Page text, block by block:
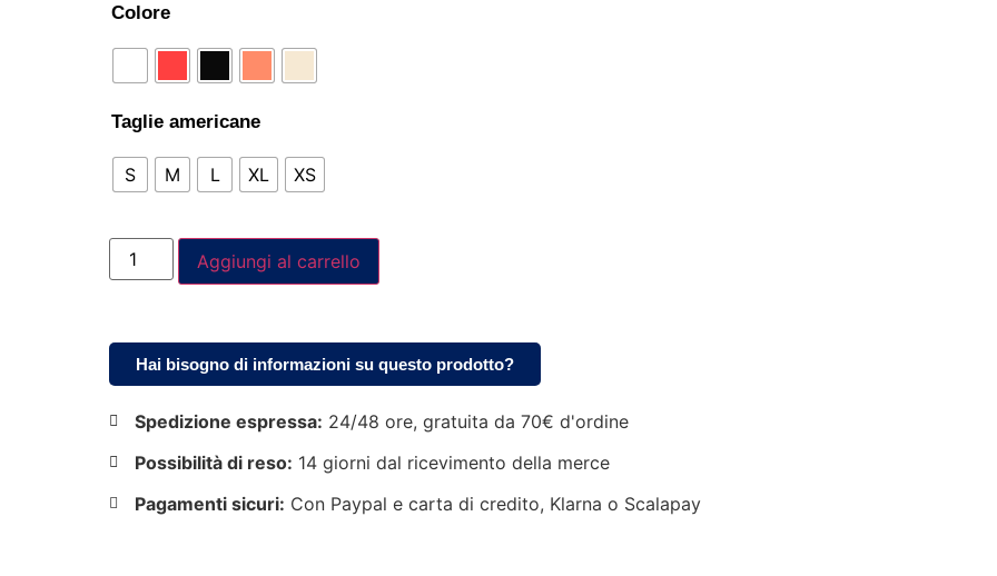
Colore
Taglie americane
S M L XL XS
Aggiungi al carrello
Hai bisogno di informazioni su questo prodotto?
Spedizione espressa: 24/48 ore, gratuita da 70€ d'ordine
Possibilità di reso: 14 giorni dal ricevimento della merce
Pagamenti sicuri: Con Paypal e carta di credito, Klarna o Scalapay